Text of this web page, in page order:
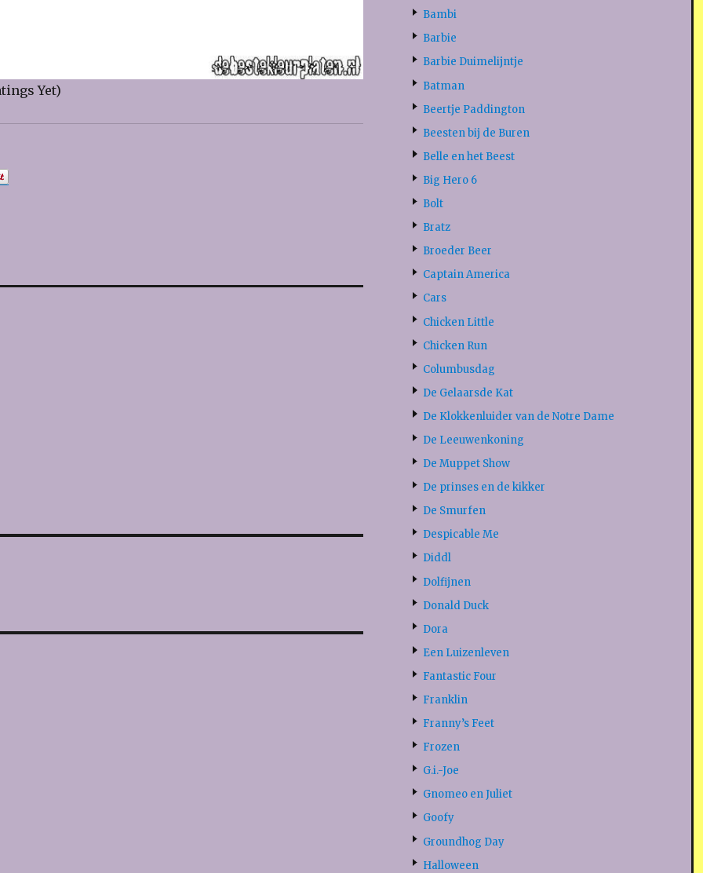
Yet)
Bambi
Barbie
Barbie Duimelijntje
Batman
Beertje Paddington
Beesten bij de Buren
Belle en het Beest
Big Hero 6
Bolt
Bratz
Broeder Beer
Captain America
Cars
Chicken Little
Chicken Run
Columbusdag
De Gelaarsde Kat
De Klokkenluider van de Notre Dame
De Leeuwenkoning
De Muppet Show
De prinses en de kikker
De Smurfen
Despicable Me
Diddl
Dolfijnen
Donald Duck
Dora
Een Luizenleven
Fantastic Four
Franklin
Franny’s Feet
Frozen
G.i.-Joe
Gnomeo en Juliet
Goofy
Groundhog Day
Halloween